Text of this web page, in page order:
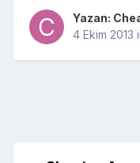
Yazan:
4 Ekim 2013